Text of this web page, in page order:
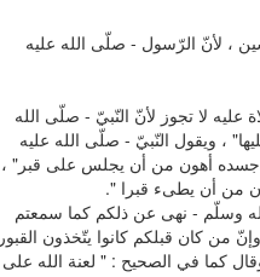
، لأنّ الرّسول - صلّى الله عليه
لا تجوز لأنّ النّبيّ - صلّى الله
، ويقول النّبيّ - صلّى الله عليه
أهون من أن يجلس على قبر" ،
من أن يطىء قبرا ".
وسلّم - نهى عن ذلكم كما سمعتم
كان قبلكم كانوا يتّخذون القبور
كما في الصحيح : " لعنة الله على